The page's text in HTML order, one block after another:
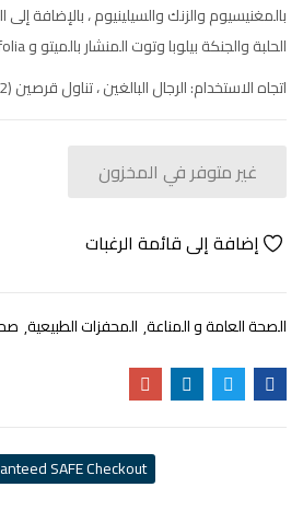
بالمغنيسيوم والزنك والسيلينيوم ، بالإضافة
الحلبة والجنكة بيلوبا وتوت المنشار بالميتو و eurycoma longifolia.
اتجاه الاستخدام: الرجال البالغين ، تناول قرصين (2) كل يوم على معدة فارغة.
غير متوفر في المخزون
إضافة إلى قائمة الرغبات
الصحة العامة و المناعة المحفزات الطبيعية
SAFE Checkout